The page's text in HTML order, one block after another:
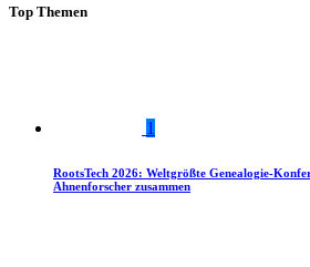
Top Themen
1
RootsTech 2026: Weltgrößte Genealogie-
Ahnenforscher zusammen